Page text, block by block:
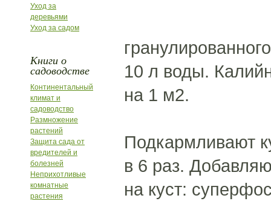
Уход за
деревьями
Уход за садом
Книги о
садоводстве
Континентальный
климат и
садоводство
Размножение
растений
Защита сада от
вредителей и
болезней
Неприхотливые
комнатные
растения
10 л воды.
на 1 м2.
Подкармливают
в 6 раз.
на куст: